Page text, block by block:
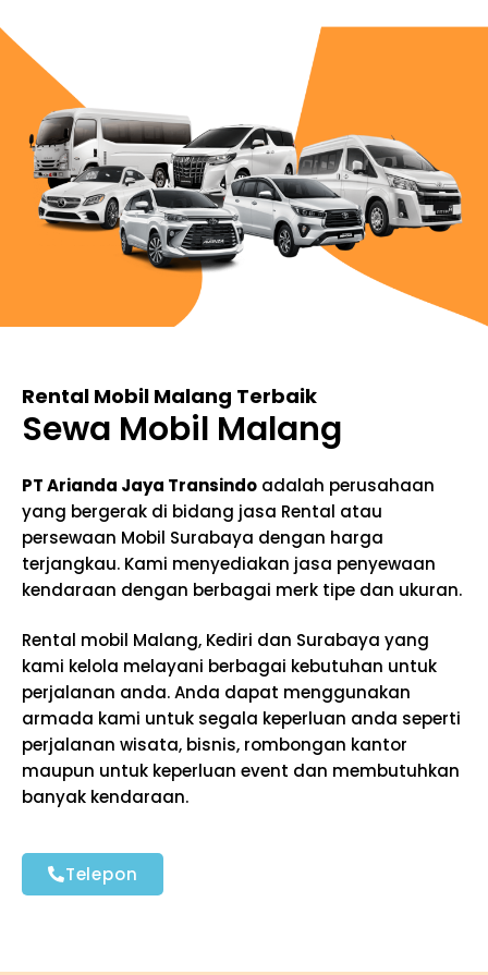
Rental Mobil Malang Terbaik
Sewa Mobil Malang
PT Arianda Jaya Transindo adalah perusahaan
yang bergerak di bidang jasa Rental atau
persewaan Mobil Surabaya dengan harga
terjangkau. Kami menyediakan jasa penyewaan
kendaraan dengan berbagai merk tipe dan ukuran.
Rental mobil Malang, Kediri dan Surabaya yang
kami kelola melayani berbagai kebutuhan untuk
perjalanan anda. Anda dapat menggunakan
armada kami untuk segala keperluan anda seperti
perjalanan wisata, bisnis, rombongan kantor
maupun untuk keperluan event dan membutuhkan
banyak kendaraan.
Telepon